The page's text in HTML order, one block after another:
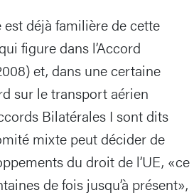
déjà familière de cette
figure dans l’Accord
et, dans une certaine
sur le transport aérien
Bilatérales I sont dits
mixte peut décider de
du droit de l’UE, «ce
de fois jusqu’à présent»,